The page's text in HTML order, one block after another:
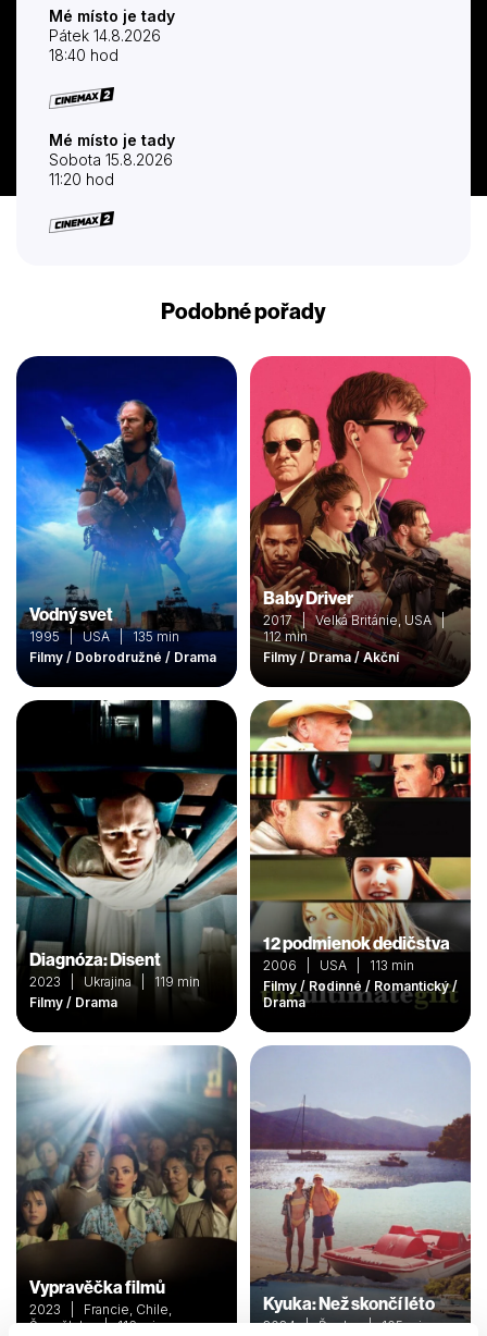
Mé místo je tady
Pátek 14.8.2026
18:40 hod
Mé místo je tady
Sobota 15.8.2026
11:20 hod
Podobné pořady
Vodný svet
1995 | USA | 135 min
Filmy / Dobrodružné / Drama
Baby Driver
2017 | Velká Británie, USA |
112 min
Filmy / Drama / Akční
Diagnóza: Disent
2023 | Ukrajina | 119 min
Filmy / Drama
12 podmienok dedičstva
2006 | USA | 113 min
Filmy / Rodinné / Romantický /
Drama
Vypravěčka filmů
2023 | Francie, Chile,
Španělsko | 116 min
Kyuka: Než skončí léto
2024 | Řecko | 105 min